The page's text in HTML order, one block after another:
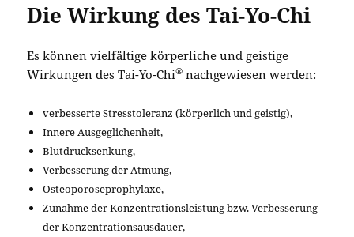
Die Wirkung des Tai-Yo-Chi
Es können vielfältige körperliche und geistige
Wirkungen des Tai-Yo-Chi® nachgewiesen werden:
verbesserte Stresstoleranz (körperlich und geistig),
Innere Ausgeglichenheit,
Blutdrucksenkung,
Verbesserung der Atmung,
Osteoporoseprophylaxe,
Zunahme der Konzentrationsleistung bzw. Verbesserung
der Konzentrationsausdauer,